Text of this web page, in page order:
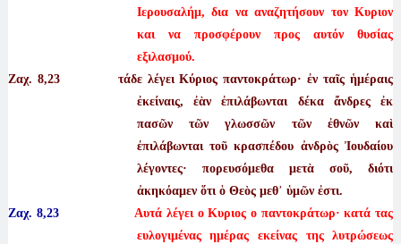
Ιερουσαλήμ, δια να αναζητήσουν τον Κυριον
και να προσφέρουν προς αυτόν θυσίας
εξιλασμού.
Ζαχ. 8,23 τάδε λέγει Κύριος παντοκράτωρ· ἐν ταῖς ἡμέραις
ἐκείναις, ἐὰν ἐπιλάβωνται δέκα ἄνδρες ἐκ
πασῶν τῶν γλωσσῶν τῶν ἐθνῶν καὶ
ἐπιλάβωνται τοῦ κρασπέδου ἀνδρὸς Ἰουδαίου
λέγοντες· πορευσόμεθα μετὰ σοῦ, διότι
ἀκηκόαμεν ὅτι ὁ Θεὸς μεθ᾿ ὑμῶν ἐστι.
Ζαχ. 8,23
Αυτά λέγει ο Κυριος ο παντοκράτωρ· κατά τας
ευλογιμένας ημέρας εκείνας της λυτρώσεως